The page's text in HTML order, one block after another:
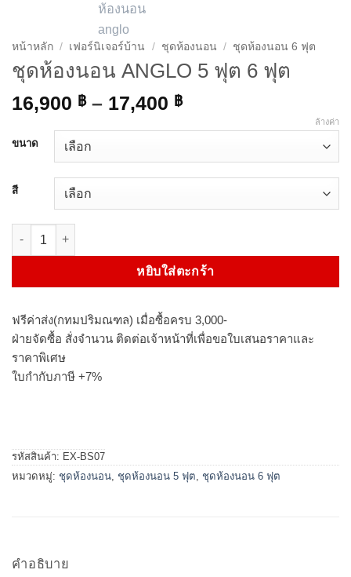
หน้าหลัก / เฟอร์นิเจอร์บ้าน / ชุดห้องนอน / ชุดห้องนอน 6 ฟุต
ชุดห้องนอน ANGLO 5 ฟุต 6 ฟุต
16,900 ฿ – 17,400 ฿Price
through
17,400 ฿
ขนาด
สี
ล้างค่า
หยิบใส่ตะกร้า
ฟรีค่าส่ง(กทมปริมณฑล) เมื่อซื้อครบ 3,000-
ฝ่ายจัดซื้อ สั่งจำนวน ติดต่อเจ้าหน้าที่เพื่อขอใบเสนอราคาและ
ราคาพิเศษ
ใบกำกับภาษี +7%
รหัสสินค้า: EX-BS07
หมวดหมู่: ชุดห้องนอน ชุดห้องนอน 5 ฟุต ชุดห้องนอน 6 ฟุต
คำอธิบาย